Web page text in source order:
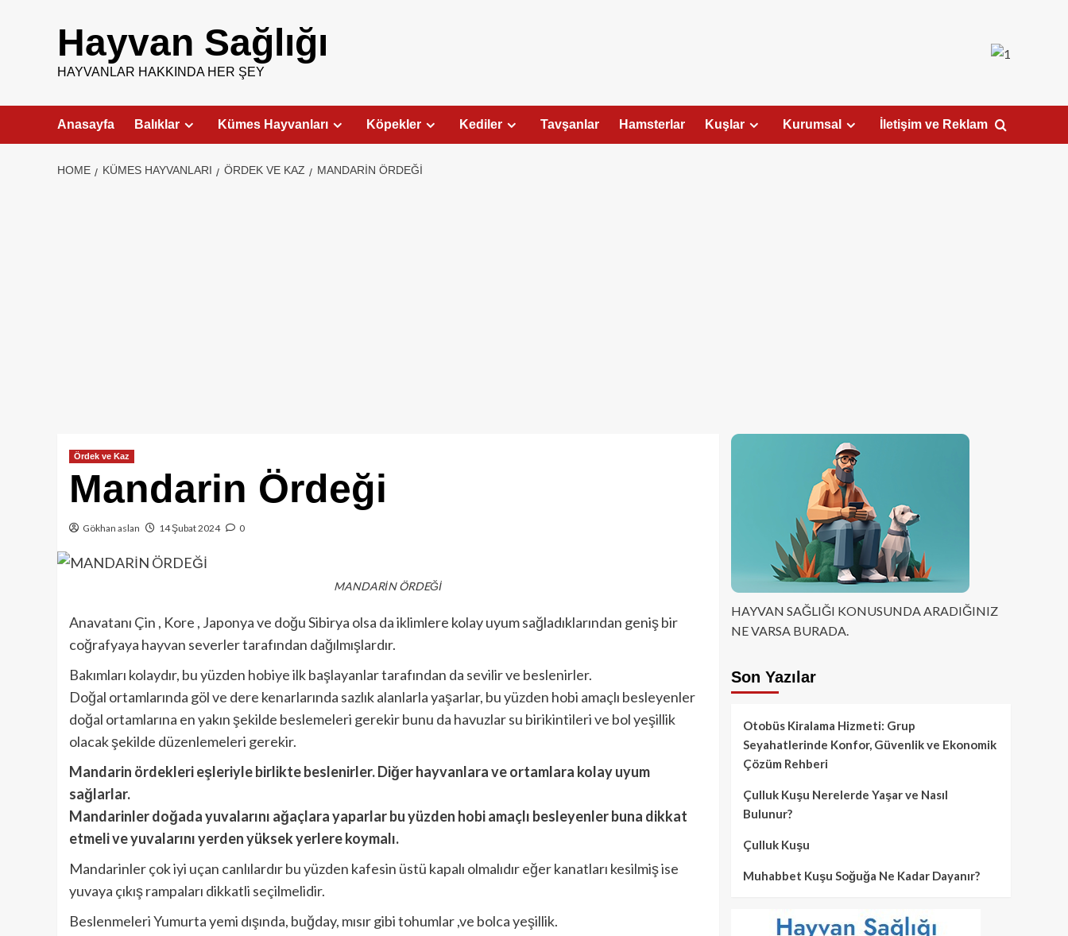
Hayvan Sağlığı
HAYVANLAR HAKKINDA HER ŞEY
Anasayfa Balıklar Kümes Hayvanları Köpekler Kediler Tavşanlar Hamsterlar Kuşlar Kurumsal İletişim ve Reklam
HOME KÜMES HAYVANLARI ÖRDEK VE KAZ MANDARIN ÖRDEĞI
Ördek ve Kaz
Mandarin Ördeği
Gökhan aslan 14 Şubat 2024 0
MANDARİN ÖRDEĞİ
Anavatanı Çin , Kore , Japonya ve doğu Sibirya olsa da iklimlere kolay uyum sağladıklarından geniş bir
coğrafyaya hayvan severler tarafından dağılmışlardır.
Bakımları kolaydır, bu yüzden hobiye ilk başlayanlar tarafından da sevilir ve beslenirler.
Doğal ortamlarında göl ve dere kenarlarında sazlık alanlarla yaşarlar, bu yüzden hobi amaçlı besleyenler
doğal ortamlarına en yakın şekilde beslemeleri gerekir bunu da havuzlar su birikintileri ve bol yeşillik
olacak şekilde düzenlemeleri gerekir.
Mandarin ördekleri eşleriyle birlikte beslenirler. Diğer hayvanlara ve ortamlara kolay uyum
sağlarlar.
Mandarinler doğada yuvalarını ağaçlara yaparlar bu yüzden hobi amaçlı besleyenler buna dikkat
etmeli ve yuvalarını yerden yüksek yerlere koymalı.
Mandarinler çok iyi uçan canlılardır bu yüzden kafesin üstü kapalı olmalıdır eğer kanatları kesilmiş ise
yuvaya çıkış rampaları dikkatli seçilmelidir.
Beslenmeleri Yumurta yemi dışında, buğday, mısır gibi tohumlar ,ve bolca yeşillik.
HAYVAN SAĞLIĞI KONUSUNDA ARADIĞINIZ
NE VARSA BURADA.
Son Yazılar
Otobüs Kiralama Hizmeti: Grup
Seyahatlerinde Konfor, Güvenlik ve Ekonomik
Çözüm Rehberi
Çulluk Kuşu Nerelerde Yaşar ve Nasıl
Bulunur?
Çulluk Kuşu
Muhabbet Kuşu Soğuğa Ne Kadar Dayanır?